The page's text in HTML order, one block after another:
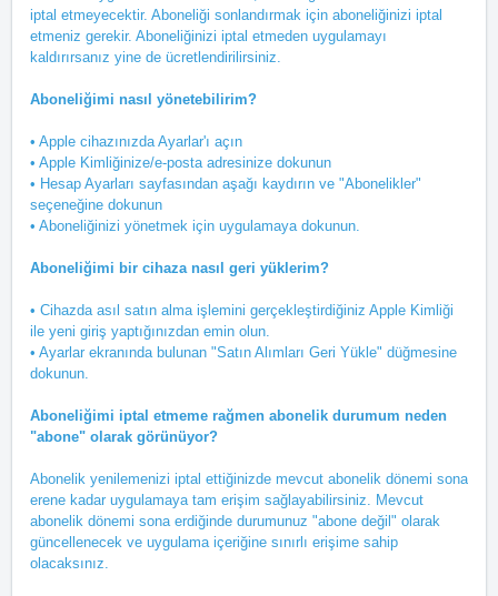
iptal etmeyecektir. Aboneliği sonlandırmak için aboneliğinizi iptal
etmeniz gerekir. Aboneliğinizi iptal etmeden uygulamayı
kaldırırsanız yine de ücretlendirilirsiniz.
Aboneliğimi nasıl yönetebilirim?
• Apple cihazınızda Ayarlar'ı açın
• Apple Kimliğinize/e-posta adresinize dokunun
• Hesap Ayarları sayfasından aşağı kaydırın ve "Abonelikler"
seçeneğine dokunun
• Aboneliğinizi yönetmek için uygulamaya dokunun.
Aboneliğimi bir cihaza nasıl geri yüklerim?
• Cihazda asıl satın alma işlemini gerçekleştirdiğiniz Apple Kimliği
ile yeni giriş yaptığınızdan emin olun.
• Ayarlar ekranında bulunan "Satın Alımları Geri Yükle" düğmesine
dokunun.
Aboneliğimi iptal etmeme rağmen abonelik durumum neden
"abone" olarak görünüyor?
Abonelik yenilemenizi iptal ettiğinizde mevcut abonelik dönemi sona
erene kadar uygulamaya tam erişim sağlayabilirsiniz. Mevcut
abonelik dönemi sona erdiğinde durumunuz "abone değil" olarak
güncellenecek ve uygulama içeriğine sınırlı erişime sahip
olacaksınız.